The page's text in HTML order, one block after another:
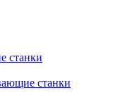
станки
станки